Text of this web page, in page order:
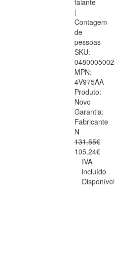
falante
|
Contagem
de
pessoas
SKU:
0480005002
MPN:
4V975AA
Produto:
Novo
Garantia:
Fabricante
N
131.55€
105.24€
IVA
incluído
Disponível